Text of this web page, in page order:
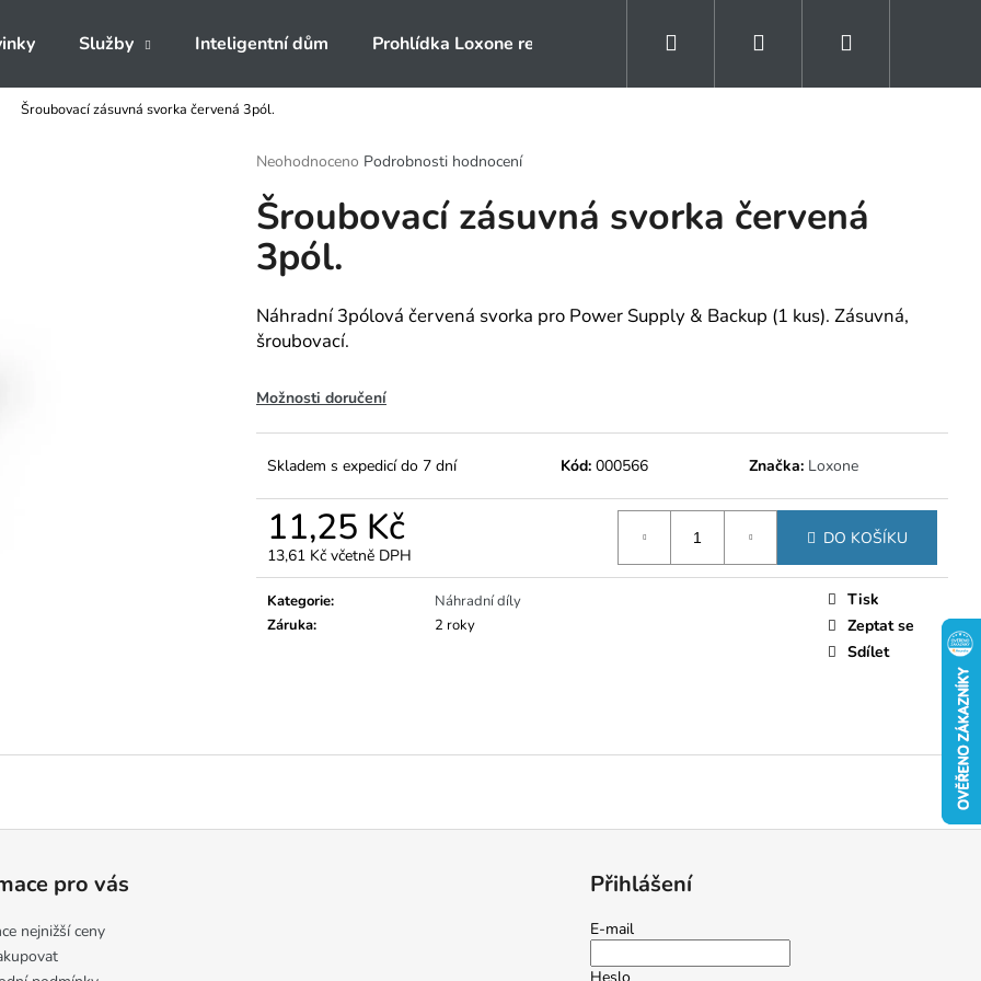
Služby Inteligentní dům Prohlídka Loxone rezidence Kontakty Naše reference
Přihlášení
Šroubovací zásuvná svorka červená 3pól.
Průměrné
produktu
je
0,0
z
hvězdiček.
Neohodnoceno Podrobnosti hodnocení
Šroubovací zásuvná svorka červená
3pól.
Náhradní 3pólová červená svorka pro Power Supply & Backup (1 kus). Zásuvná,
šroubovací.
Možnosti doručení
Skladem s expedicí do 7 dní Kód: 000566 Značka: Loxone
11,25 Kč
13,61 Kč včetně DPH
Měrná
cena:
DO KOŠÍKU
Kategorie:
Náhradní díly
Záruka: 2 roky
Tisk
Zeptat se
Sdílet
Co potřebujete najít?
HLEDAT
pro vás
nejnižší ceny
Přihlášení
E-mail
Heslo